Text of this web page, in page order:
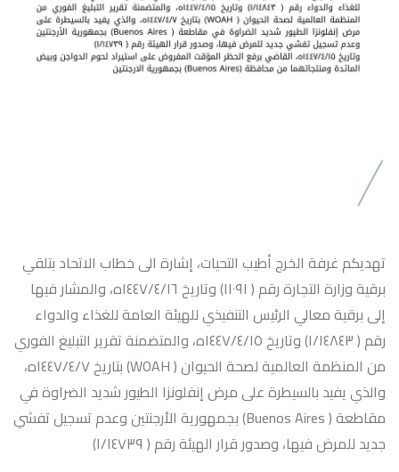
تهديكم غرفة الخرج أطيب التحيات، إشارة الى خطاب الاتحاد بتلقي
برقية وزارة التجارة رقم ( ١١٠٩١) وتاريخ ١٤٤٧/٤/١٦ه، والمشار فيها
إلى برقية معالي الرئيس التنفيذي للهيئة العامة للغذاء والدواء
رقم ( ١/١٤٨٤٣) وتاريخ ١٤٤٧/٤/١٥ه، والمتضمنة تقرير التبليغ الفوري
من المنظمة العالمية لصحة الحيوان ( WOAH) بتاريخ ١٤٤٧/٤/٧ه،
والذي يفيد بالسيطرة على مرض إنفلونزا الطيور شديد الضراوة في
مقاطعة ( Buenos Aires) بجمهورية الأرجنتين وعدم تسجيل تفشي
جديد للمرض فيها، وصدور قرار الهيئة رقم ( ١/١٤٧٣٩)